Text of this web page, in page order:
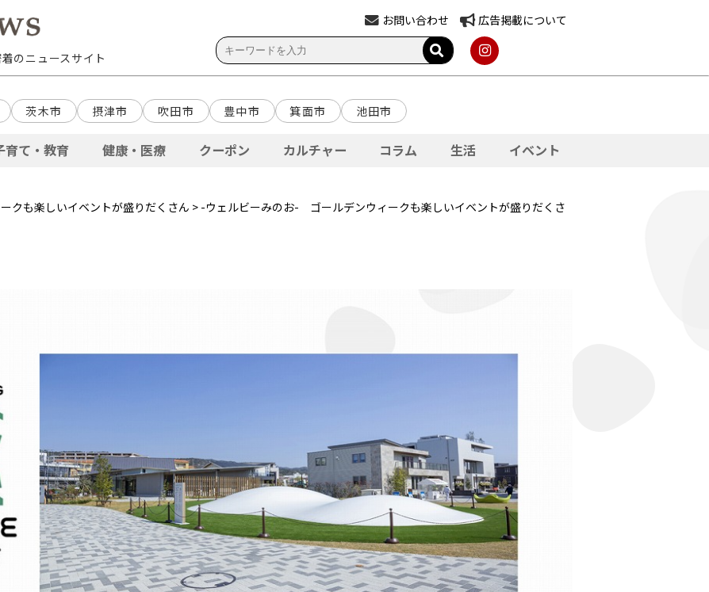
のニュースサイト
お問い合わせ 広告掲載について
茨木市 摂津市 吹田市 豊中市 箕面市 池田市
育て・教育 健康・医療 クーポン カルチャー コラム 生活 イベント
クも楽しいイベントが盛りだくさん > -ウェルビーみのお- ゴールデンウィークも楽しいイベントが盛りだくさ